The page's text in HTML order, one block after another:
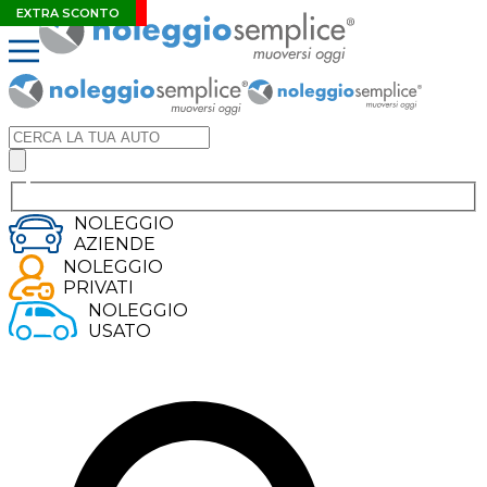
NOLEGGIO
AZIENDE
NOLEGGIO
PRIVATI
NOLEGGIO
USATO
IBRIDO
NUOVO MODELLO
SUV
PLUG-IN HYBRID
EXTRA SCONTO